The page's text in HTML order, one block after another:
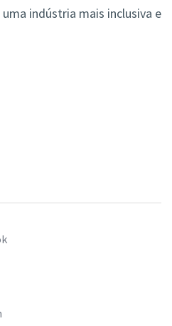
indústria mais inclusiva e